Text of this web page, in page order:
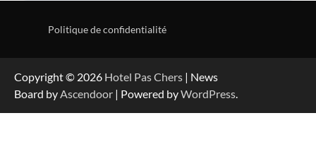
Politique de confidentialité
Copyright © 2026 Hotel Pas Chers | News
Board by Ascendoor | Powered byWordPress